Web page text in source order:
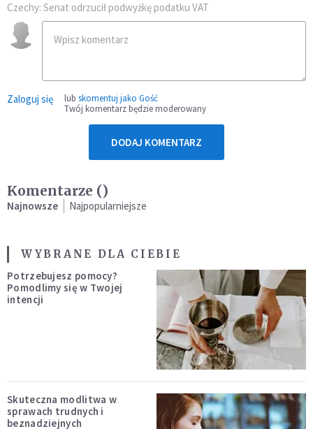
Czechy: Senat odrzucił podwyżkę podatku VAT
Zaloguj się lub skomentuj jako Gość
Twój komentarz będzie moderowany
DODAJ KOMENTARZ
Komentarze ()
Najnowsze Najpopularniejsze
WYBRANE DLA CIEBIE
Potrzebujesz pomocy?
Pomodlimy się w Twojej
intencji
Skuteczna modlitwa w
sprawach trudnych i
beznadziejnych